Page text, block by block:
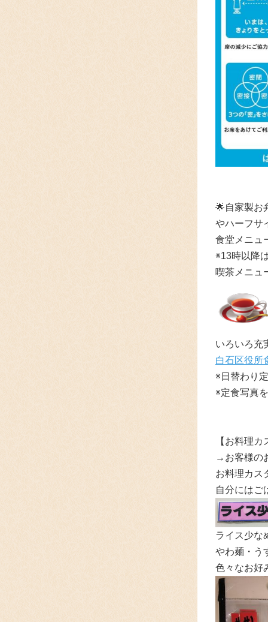
🌟自家製お
やハーフサ
食堂メニュ
※13時以降
喫茶メニュ
いろいろ充
白石区役所
※日替わり
※定食写真
【お料理
→お客様の
お料理カス
自分にはご
ライス少な
やわ麺・う
色々なお好